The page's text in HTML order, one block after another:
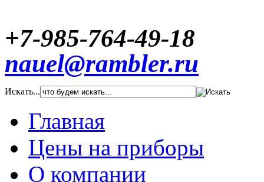
+7-985-764-49-18
nauel@rambler.ru
Искать...
Главная
Цены на приборы
О компании